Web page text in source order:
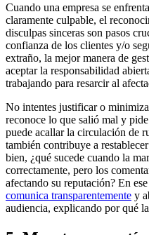
Cuando una empresa se
claramente culpable, el
disculpas sinceras son pasos
confianza de los clientes y/o
extraño, la mejor manera de
aceptar la responsabilidad
trabajando para resarcir al
No intentes justificar o
reconoce lo que salió mal y
puede acallar la circulación de
también contribuye a
bien, ¿qué sucede cuando la
correctamente, pero los
afectando su reputación? En
comunica transparentemente y
audiencia, explicando por qué